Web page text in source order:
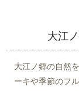
大江
大江ノ郷の自然
ーキや季節のフ